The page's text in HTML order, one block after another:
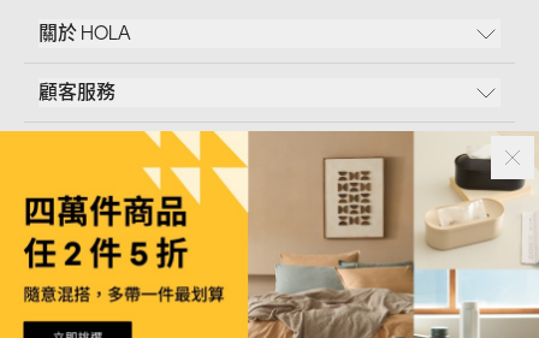
關於 HOLA
顧客服務
和樂家居股份有限公司｜臺北市內湖區新湖三路23號5樓
Follow Us